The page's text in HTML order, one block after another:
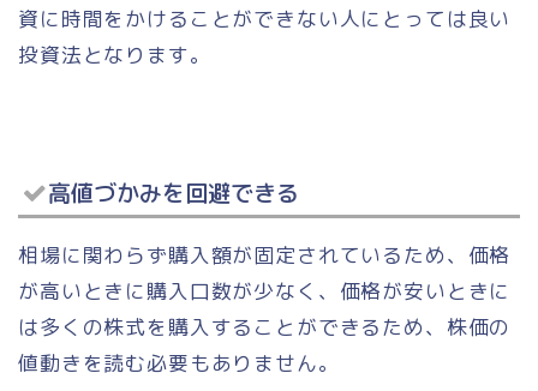
資に時間をかけることができない人にとっては良い
投資法となります。
高値づかみを回避できる
相場に関わらず購入額が固定されているため、価格
が高いときに購入口数が少なく、価格が安いときに
は多くの株式を購入することができるため、株価の
値動きを読む必要もありません。